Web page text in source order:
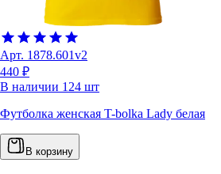
Арт. 1878.601v2
440 ₽
В наличии 124 шт
Футболка женская T-bolka Lady белая
В корзину